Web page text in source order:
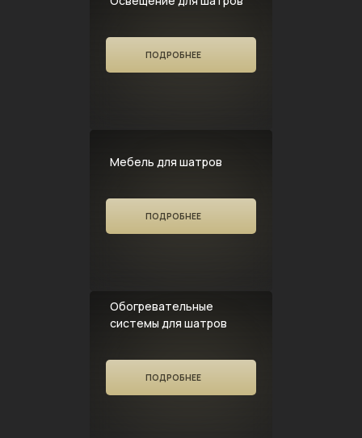
ПОДРОБНЕЕ
Мебель для шатров
ПОДРОБНЕЕ
Обогревательные
системы для шатров
ПОДРОБНЕЕ